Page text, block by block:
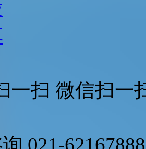
微信扫一
021-62167888